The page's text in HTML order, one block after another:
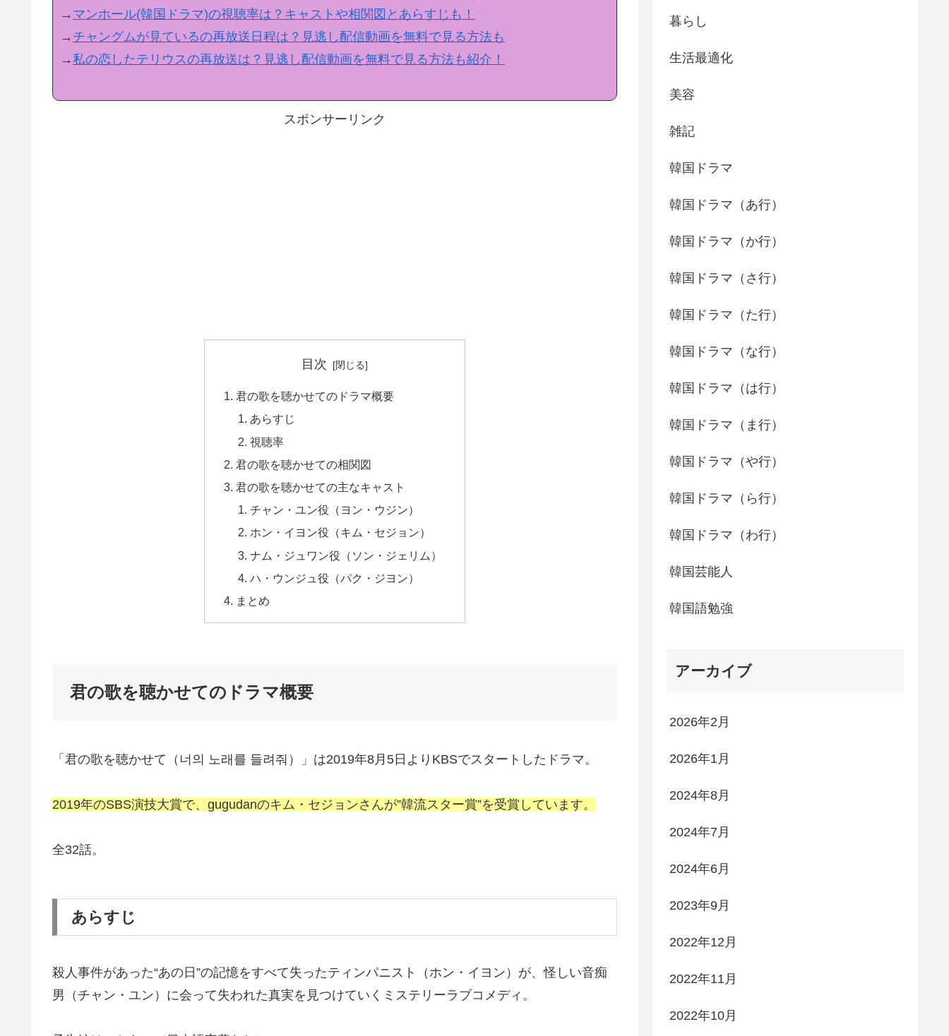
→ マンホール(韓国ドラマ)の視聴率は？キャストや相関図とあらすじも！
→ チャングムが見ているの再放送日程は？見逃し配信動画を無料で見る方法も
→私の恋したテリウスの再放送は？見逃し配信動画を無料で見る方法も紹介！
スポンサーリンク
目次
君の歌を聴かせてのドラマ概要
あらすじ
視聴率
君の歌を聴かせての相関図
君の歌を聴かせての主なキャスト
チャン・ユン役（ヨン・ウジン）
ホン・イヨン役（キム・セジョン）
ナム・ジュワン役（ソン・ジェリム）
ハ・ウンジュ役（パク・ジヨン）
まとめ
君の歌を聴かせてのドラマ概要
「君の歌を聴かせて（너의 노래를 들려줘）」は2019年8月5日よりKBSでスタートしたドラマ。
2019年のSBS演技大賞で、gugudanのキム・セジョンさんが”韓流スター賞”を受賞しています。
全32話。
あらすじ
殺人事件があった“あの日”の記憶をすべて失ったティンパニスト（ホン・イヨン）が、怪しい音痴
男（チャン・ユン）に会って失われた真実を見つけていくミステリーラブコメディ。
暮らし
生活最適化
美容
雑記
韓国ドラマ
韓国ドラマ（あ行）
韓国ドラマ（か行）
韓国ドラマ（さ行）
韓国ドラマ（た行）
韓国ドラマ（な行）
韓国ドラマ（は行）
韓国ドラマ（ま行）
韓国ドラマ（や行）
韓国ドラマ（ら行）
韓国ドラマ（わ行）
韓国芸能人
韓国語勉強
アーカイブ
2026年2月
2026年1月
2024年8月
2024年7月
2024年6月
2023年9月
2022年12月
2022年11月
2022年10月